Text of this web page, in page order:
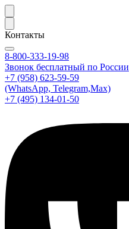
Контакты
8-800-333-19-98
Звонок бесплатный по России
+7 (958) 623-59-59
(WhatsApp, Telegram,Max)
+7 (495) 134-01-50